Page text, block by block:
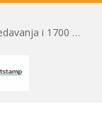
Toni Milun postao “milijarder”! Vrhunska predavanja i 1700 posjetitelja obilježili su mjesec financijske pismenosti